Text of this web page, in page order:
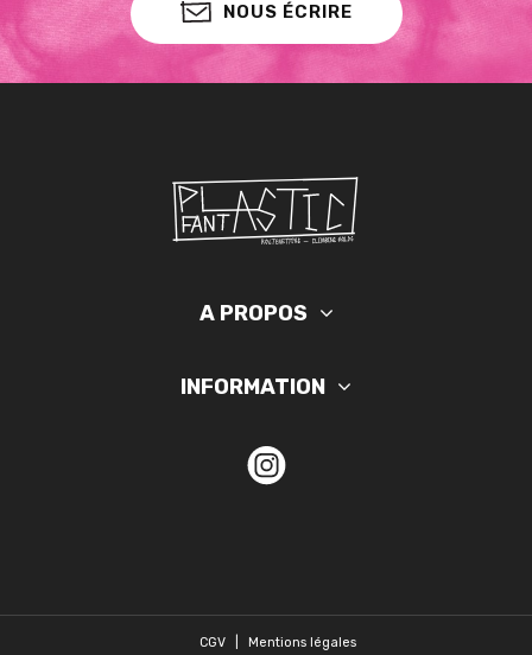
NOUS ÉCRIRE
A PROPOS
INFORMATION
CGV Mentions légales